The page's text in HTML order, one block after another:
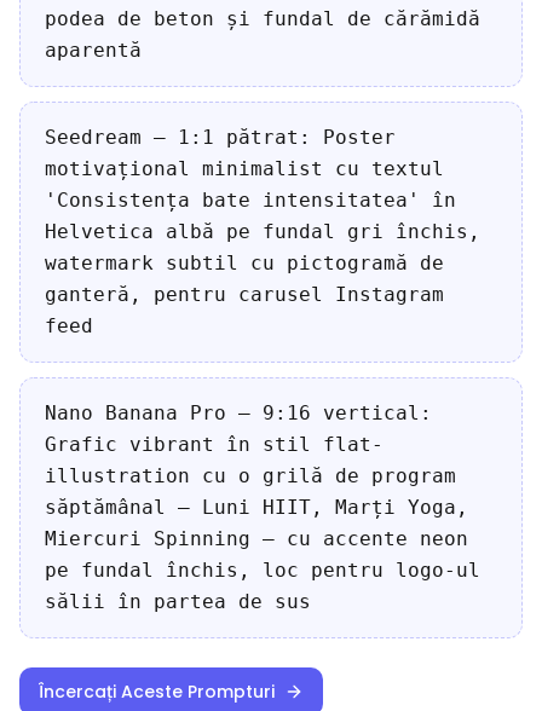
podea de beton și fundal de cărămidă
aparentă
Seedream — 1:1 pătrat: Poster
motivațional minimalist cu textul
'Consistența bate intensitatea' în
Helvetica albă pe fundal gri închis,
watermark subtil cu pictogramă de
ganteră, pentru carusel Instagram
feed
Nano Banana Pro — 9:16 vertical:
Grafic vibrant în stil flat-
illustration cu o grilă de program
săptămânal — Luni HIIT, Marți Yoga,
Miercuri Spinning — cu accente neon
pe fundal închis, loc pentru logo-ul
sălii în partea de sus
Încercați Aceste Prompturi